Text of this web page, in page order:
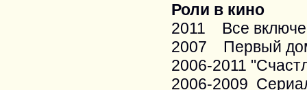
Роли в кино
2011 Все
2007 Первый
2006-2011
2006-2009